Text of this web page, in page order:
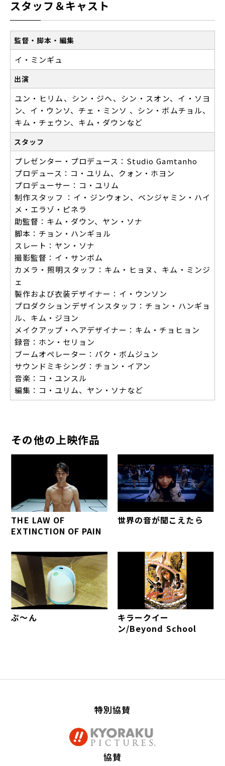
スタッフ＆キャスト
監督・脚本・編集
イ・ミンギュ
出演
ユン・ヒリム、シン・ジヘ、シン・スオン、イ・ソヨ
ン、イ・ウンソ、チェ・ミンソ 、シン・ボムチョル、
キム・チェウン、キム・ダウンなど
スタッフ
プレゼンター・プロデュース：Studio Gamtanho
プロデュース：コ・ユリム、クォン・ホヨン
プロデューサー：コ・ユリム
制作スタッフ ：イ・ジンウォン、ベンジャミン・ハイ
メ・エラゾ・ピネラ
助監督：キム・ダウン、ヤン・ソナ
脚本：チョン・ハンギョル
スレート：ヤン・ソナ
撮影監督：イ・サンボム
カメラ・照明スタッフ：キム・ヒョヌ、キム・ミンジ
ェ
製作および衣装デザイナー：イ・ウンソン
プロダクションデザインスタッフ：チョン・ハンギョ
ル、キム・ジヨン
メイクアップ・ヘアデザイナー：キム・チョヒョン
録音：ホン・セリョン
ブームオペレーター：パク・ボムジュン
サウンドミキシング：チョン・イアン
音楽：コ・ユンスル
編集：コ・ユリム、ヤン・ソナなど
その他の上映作品
THE LAW OF
EXTINCTION OF PAIN
世界の音が聞こえたら
ぷ～ん
キラークイー
ン/Beyond School
特別協賛
協賛